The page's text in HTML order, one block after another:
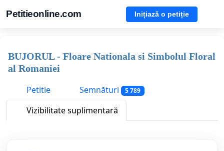
Petitieonline.com Inițiază o petiție
BUJORUL - Floare Nationala si Simbolul Floral
al Romaniei
Petitie
Semnături 5 789
Vizibilitate suplimentară